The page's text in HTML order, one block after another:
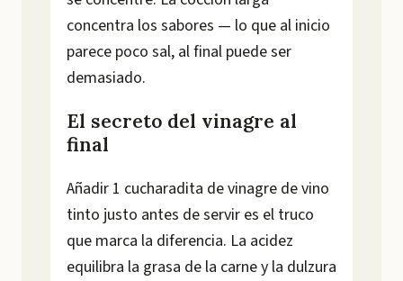
concentra los sabores — lo que al inicio
parece poco sal, al final puede ser
demasiado.
El secreto del vinagre al
final
Añadir 1 cucharadita de vinagre de vino
tinto justo antes de servir es el truco
que marca la diferencia. La acidez
equilibra la grasa de la carne y la dulzura